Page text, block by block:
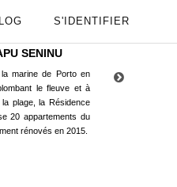
S'IDENTIFIER
SENINU
marine de Porto en
le fleuve et à
plage, la Résidence
20 appartements du
rénovés en 2015.